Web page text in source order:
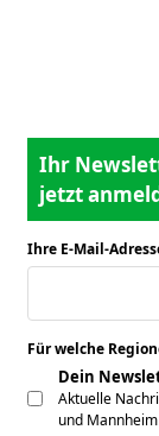
Ihr
jetzt
Ihre E-Mail-
Für welche
Dein
Aktuelle
und Mannheim